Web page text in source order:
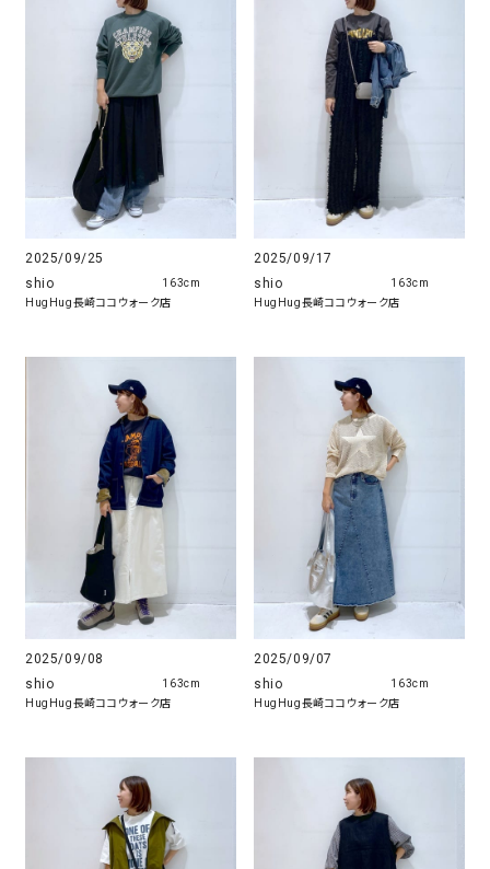
2025/09/25
shio
HugHug長崎ココウォーク店
163cm
2025/09/17
shio
HugHug長崎ココウォーク店
163cm
2025/09/08
shio
HugHug長崎ココウォーク店
163cm
2025/09/07
shio
HugHug長崎ココウォーク店
163cm